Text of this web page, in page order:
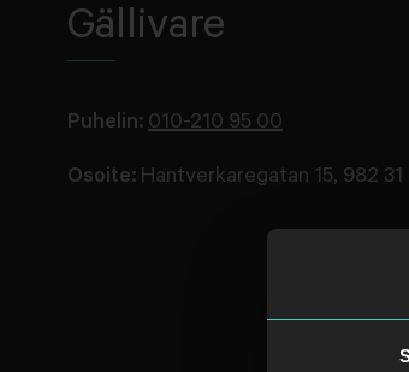
Gällivare
Puhelin: 010-210 95 00
Osoite: Hantverkaregatan 15, 982 31